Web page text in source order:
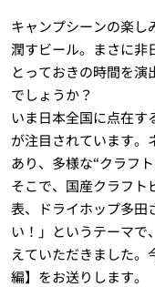
キャンプシーンの楽し
潤すビール。まさに非
とっておきの時間を
でしょうか？
いま日本全国に点在す
が注目されています。
あり、多様な“クラフ
そこで、国産クラフ
表、ドライホップ多田
い！」というテーマ
えていただきました。
編】をお送りします。